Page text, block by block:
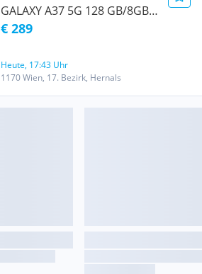
GALAXY A37 5G 128 GB/8GB
RAM DUAL SIM - NEU - FARBE
OFFEN FÜR ALLE NETZE -
NAGELNEU - MIT VOLLER
HERSTELLER GARANTIE
€ 289
Heute, 17:43 Uhr
1170 Wien, 17. Bezirk, Hernals